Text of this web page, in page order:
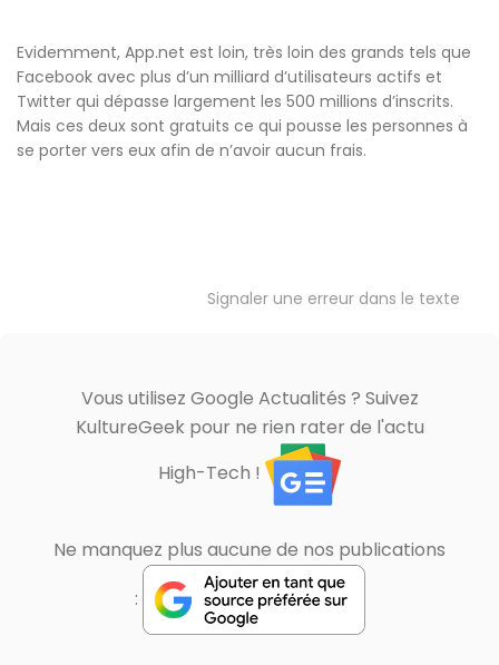
Evidemment, App.net est loin, très loin des grands tels que
Facebook avec plus d’un milliard d’utilisateurs actifs et
Twitter qui dépasse largement les 500 millions d’inscrits.
Mais ces deux sont gratuits ce qui pousse les personnes à
se porter vers eux afin de n’avoir aucun frais.
Signaler une erreur dans le texte
Vous utilisez Google Actualités ? Suivez
KultureGeek pour ne rien rater de l'actu
High-Tech !
Ne manquez plus aucune de nos publications
: